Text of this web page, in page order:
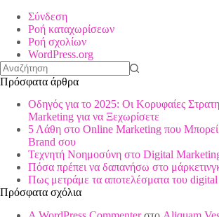
Σύνδεση
Ροή καταχωρίσεων
Ροή σχολίων
WordPress.org
No
Πρόσφατα άρθρα
Οδηγός για το 2025: Οι Κορυφαίες
Marketing για να Ξεχωρίσετε
5 Λάθη στο Online Marketing που
Brand σου
Τεχνητή Νοημοσύνη στο Digital
Πόσα πρέπει να δαπανήσω στο
Πως μετράμε τα αποτελέσματα του
Πρόσφατα σχόλια